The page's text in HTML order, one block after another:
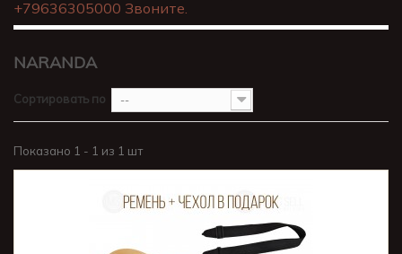
+79636305000 Звоните.
NARANDA
Сортировать по --
Показано 1 - 1 из 1 шт